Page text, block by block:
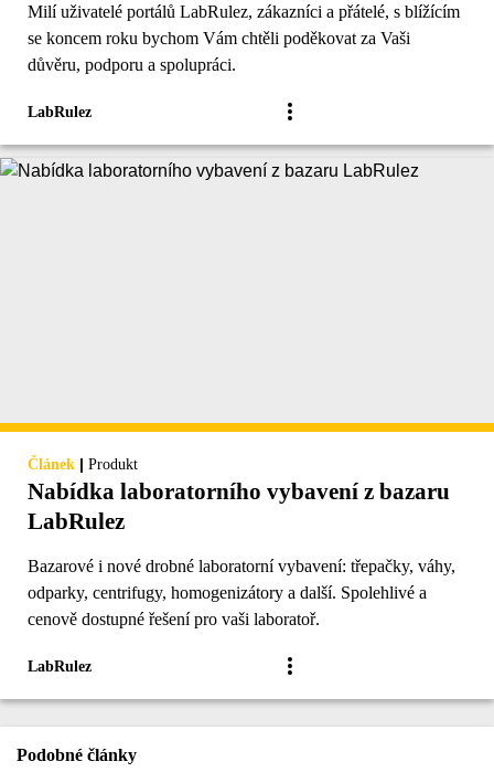
Milí uživatelé portálů LabRulez, zákazníci a přátelé, s blížícím
se koncem roku bychom Vám chtěli poděkovat za Vaši
důvěru, podporu a spolupráci.
LabRulez
Článek | Produkt
Nabídka laboratorního vybavení z bazaru
LabRulez
Bazarové i nové drobné laboratorní vybavení: třepačky, váhy,
odparky, centrifugy, homogenizátory a další. Spolehlivé a
cenově dostupné řešení pro vaši laboratoř.
LabRulez
Podobné články